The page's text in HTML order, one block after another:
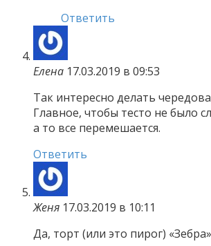
Ответить
Елена 17.03.2019 в 09:53
Так интересно делать
Главное, чтобы тесто не было
а то все перемешается.
Ответить
Женя 17.03.2019 в 10:11
Да, торт (или это пирог)